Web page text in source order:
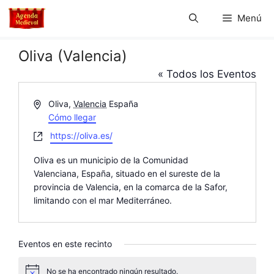
Saltar
Menú
Oliva (Valencia)
« Todos los Eventos
D
r
e
c
c
i
ó
Oliva, Valencia España
Cómo llegar
W
b
s
i
t
https://oliva.es/
Oliva es un municipio de la Comunidad
Valenciana, España, situado en el sureste de la
provincia de Valencia, en la comarca de la Safor,
limitando con el mar Mediterráneo.
Eventos en este recinto
No se ha encontrado ningún resultado.